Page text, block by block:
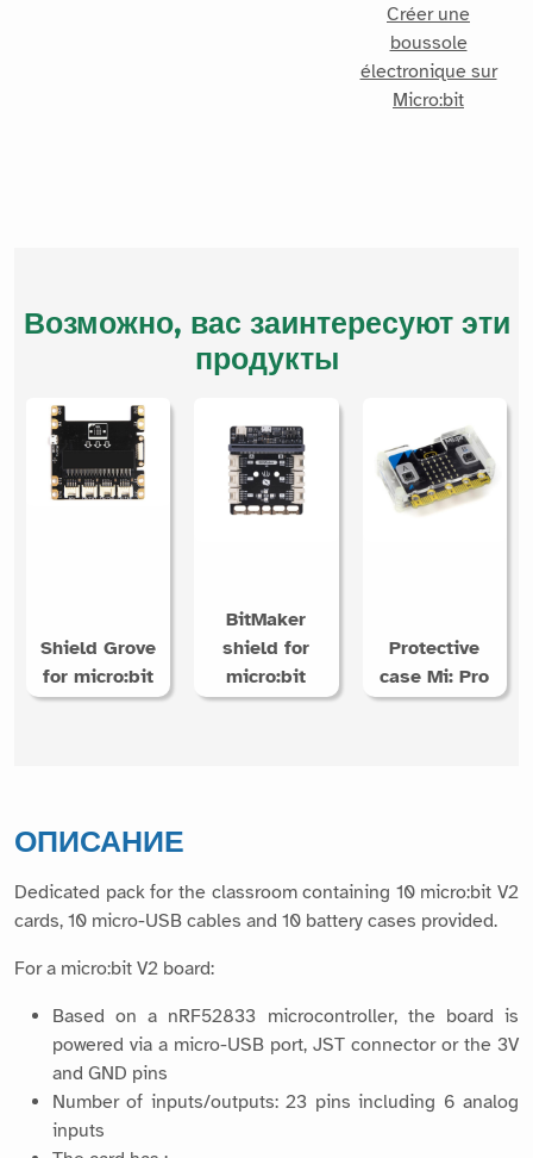
Créer une
boussole
électronique sur
Micro:bit
Возможно, вас заинтересуют эти
продукты
Shield Grove
for micro:bit
BitMaker
shield for
micro:bit
Protective
case Mi: Pro
ОПИСАНИЕ
Dedicated pack for the classroom containing 10 micro:bit V2
cards, 10 micro-USB cables and 10 battery cases provided.
For a micro:bit V2 board:
Based on a nRF52833 microcontroller, the board is
powered via a micro-USB port, JST connector or the 3V
and GND pins
Number of inputs/outputs: 23 pins including 6 analog
inputs